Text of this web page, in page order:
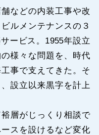
などの内装工事や改
ルメンテナンスの３
ービス。1955年設立
様々な問題を、時代
事で支えてきた。そ
設立以来黒字を計上
層がじっくり相談で
スを設けるなど変化